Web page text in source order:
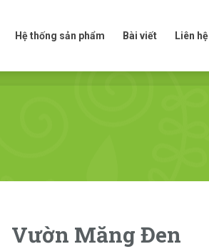
Hệ thống sản phẩm Bài viết Liên hệ
Vườn Măng Đen